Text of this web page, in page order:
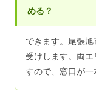
める？
できます。尾張
受けします。両
すので、窓口が一